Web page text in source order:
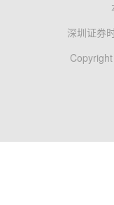
深圳证券